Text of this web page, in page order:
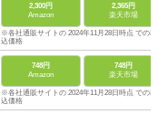
2,300円
Amazon
2,365円
楽天市場
※各社通販サイトの 2024年11月28日時点 での税
込価格
748円
Amazon
748円
楽天市場
※各社通販サイトの 2024年11月28日時点 での税
込価格